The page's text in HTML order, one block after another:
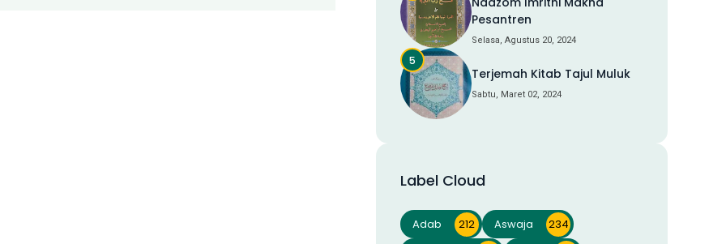
Pesantren
Selasa, Agustus 20, 2024
Terjemah Kitab Tajul Muluk
Sabtu, Maret 02, 2024
Label Cloud
Adab 212 Aswaja
234